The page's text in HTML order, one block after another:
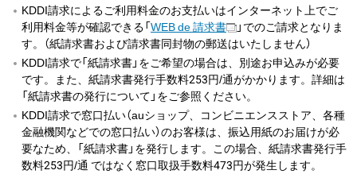
KDDI請求によるご利用料金のお支払いはインターネット上でご
利用料金等が確認できる「WEB de 請求書
」でのご請求となりま
す。（紙請求書および請求書同封物の郵送はいたしません）
KDDI請求で「紙請求書」をご希望の場合は、別途お申込みが必要
です。また、紙請求書発行手数料253円/通がかかります。詳細は
「紙請求書の発行について」をご参照ください。
KDDI請求で窓口払い（auショップ、コンビニエンスストア、各種
金融機関などでの窓口払い）のお客様は、振込用紙のお届けが必
要なため、「紙請求書」を発行します。この場合、紙請求書発行手
数料253円/通 ではなく窓口取扱手数料473円が発生します。